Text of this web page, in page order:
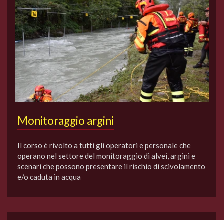
Monitoraggio argini
Il corso è rivolto a tutti gli operatori e personale che
operano nel settore del monitoraggio di alvei, argini e
scenari che possono presentare il rischio di scivolamento
e/o caduta in acqua